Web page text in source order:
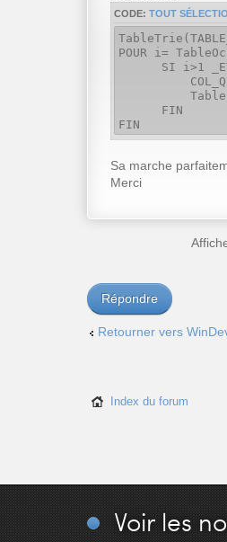
CODE: TOUT
POUR i=
SI i>1 _ET_
FIN
FIN
Sa marche
Merci
Répondre
Retourner vers
Index du forum
Voir les